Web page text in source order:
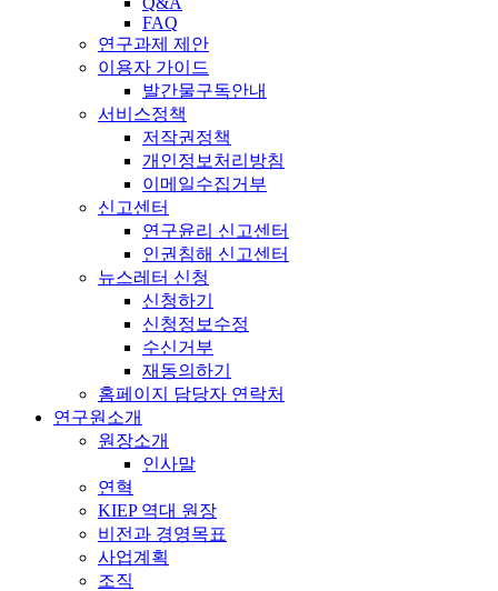
FAQ
연구과제 제안
이용자 가이드
발간물구독안내
서비스정책
저작권정책
개인정보처리방침
이메일수집거부
신고센터
연구윤리 신고센터
인권침해 신고센터
뉴스레터 신청
신청하기
신청정보수정
수신거부
재동의하기
홈페이지 담당자 연락처
연구원소개
원장소개
인사말
연혁
KIEP 역대 원장
비전과 경영목표
사업계획
조직